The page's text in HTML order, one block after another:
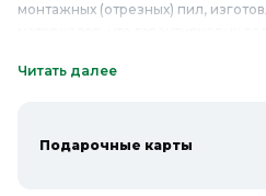
монтажных (отрезных) пил,
размеров, включая диски для
их незаменимыми в
Читать далее
Подарочные карты